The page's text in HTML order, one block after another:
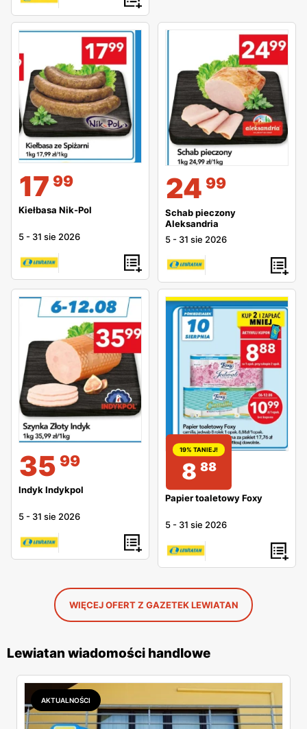
17 99
Kiełbasa Nik-Pol
5 - 31 sie 2026
24 99
Schab pieczony
Aleksandria
5 - 31 sie 2026
35 99
Indyk Indykpol
5 - 31 sie 2026
19% TANIEJ!
8 88
Papier toaletowy Foxy
5 - 31 sie 2026
WIĘCEJ OFERT Z GAZETEK LEWIATAN
Lewiatan wiadomości handlowe
AKTUALNOŚCI